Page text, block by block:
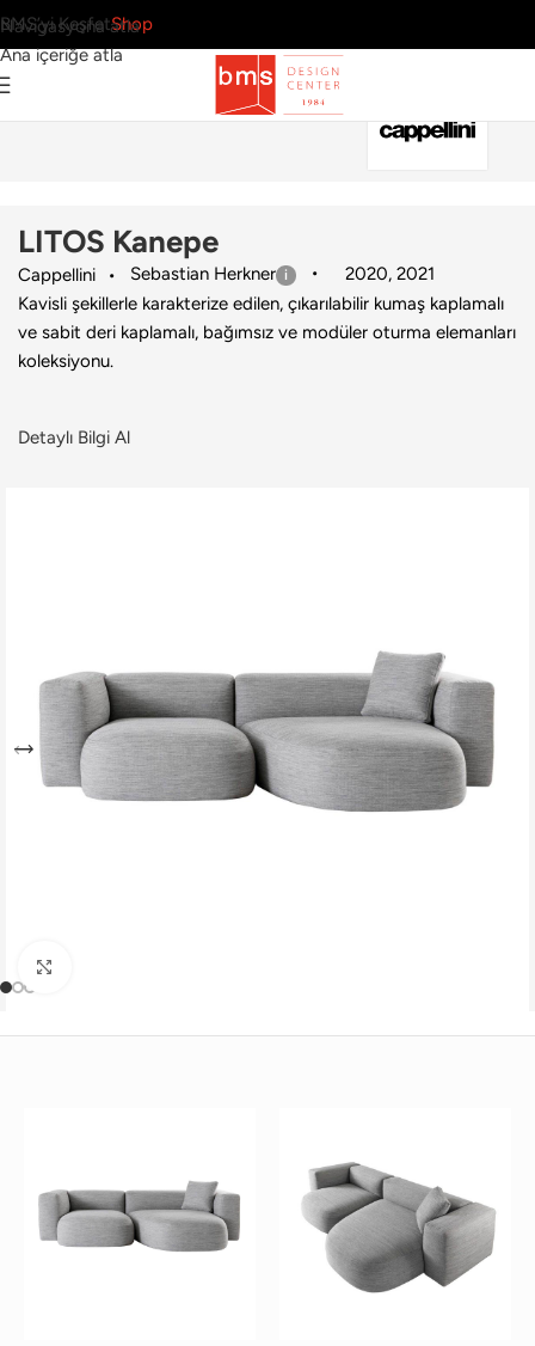
Navigasyona atla
Ana içeriğe atla
BMS’yi KeşfetShop
Cappellini›LITOS Kanepe
LITOS Kanepe
Cappellini Sebastian Herkner 2020,2021
Kavisli şekillerle karakterize edilen, çıkarılabilir kumaş kaplamalı
ve sabit deri kaplamalı, bağımsız ve modüler oturma elemanları
koleksiyonu.
Detaylı Bilgi Al